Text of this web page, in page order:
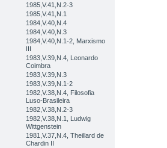
1985,V.41,N.2-3
1985,V.41,N.1
1984,V.40,N.4
1984,V.40,N.3
1984,V.40,N.1-2, Marxismo
III
1983,V.39,N.4, Leonardo
Coimbra
1983,V.39,N.3
1983,V.39,N.1-2
1982,V.38,N.4, Filosofia
Luso-Brasileira
1982,V.38,N.2-3
1982,V.38,N.1, Ludwig
Wittgenstein
1981,V.37,N.4, Theillard de
Chardin II